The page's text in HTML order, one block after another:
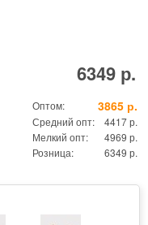
6349 р.
Оптом: 3865 р.
Средний опт:
4417 р.
Мелкий опт:
4969 р.
Розница:
6349 р.